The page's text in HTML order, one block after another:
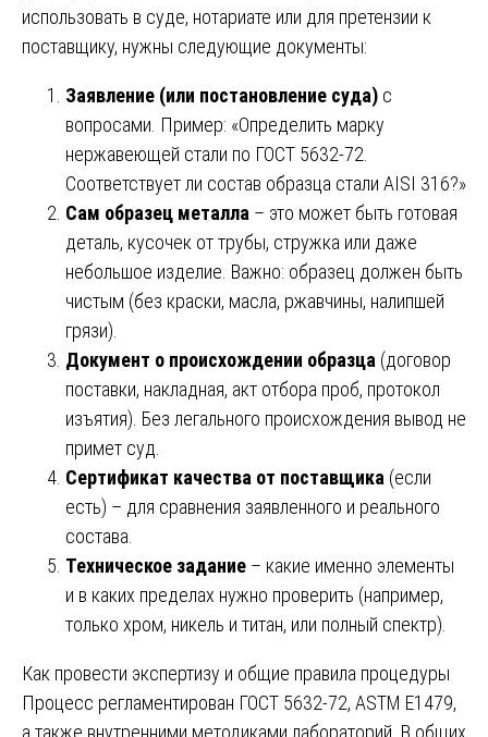
использовать в суде, нотариате или для претензии к
поставщику, нужны следующие документы:
Заявление (или постановление суда) с
вопросами. Пример: «Определить марку
нержавеющей стали по ГОСТ 5632-72.
Соответствует ли состав образца стали AISI 316?»
Сам образец металла – это может быть готовая
деталь, кусочек от трубы, стружка или даже
небольшое изделие. Важно: образец должен быть
чистым (без краски, масла, ржавчины, налипшей
грязи).
Документ о происхождении образца (договор
поставки, накладная, акт отбора проб, протокол
изъятия). Без легального происхождения вывод не
примет суд.
Сертификат качества от поставщика (если
есть) – для сравнения заявленного и реального
состава.
Техническое задание – какие именно элементы
и в каких пределах нужно проверить (например,
только хром, никель и титан, или полный спектр).
Как провести экспертизу и общие правила процедуры
Процесс регламентирован ГОСТ 5632-72, ASTM E1479,
а также внутренними методиками лабораторий. В общих